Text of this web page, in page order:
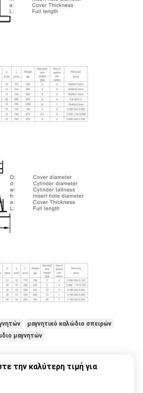
μαγνητικό καλώδιο σπειρών
μαγνητών
την καλύτερη τιμή για